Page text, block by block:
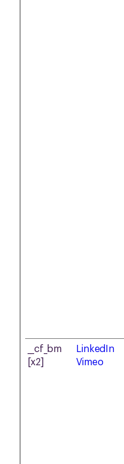
__cf_bm
[x2]
LinkedIn
Vimeo